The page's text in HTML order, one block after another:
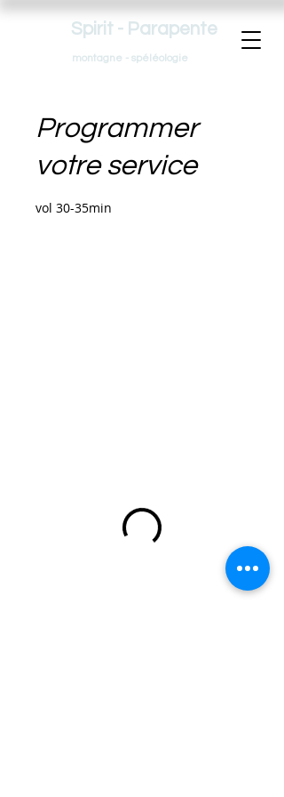
montagne - spéléologie
Spirit - Parapente
Programmer
votre service
vol 30-35min